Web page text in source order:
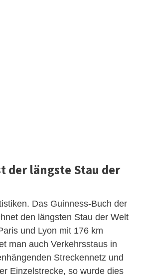
der längste Stau der
Das Guinness-Buch der
den längsten Stau der Welt
und Lyon mit 176 km
man auch Verkehrsstaus in
Streckennetz und
Einzelstrecke, so wurde dies